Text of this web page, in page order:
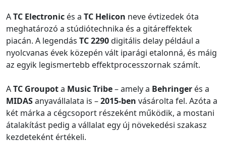
ATC Electronic és a TC Helicon neve évtizedek óta
meghatározó a stúdiótechnika és a gitáreffektek
piacán. A legendás TC 2290digitális delay például a
nyolcvanas évek közepén vált iparági etalonná, és máig
az egyik legismertebb effektprocesszornak számít.
ATC Groupota Music Tribe– amely a Behringer és a
MIDASanyavállalata is –2015-ben vásárolta fel. Azóta a
két márka a cégcsoport részeként működik, a mostani
átalakítást pedig a vállalat egy új növekedési szakasz
kezdeteként értékeli.